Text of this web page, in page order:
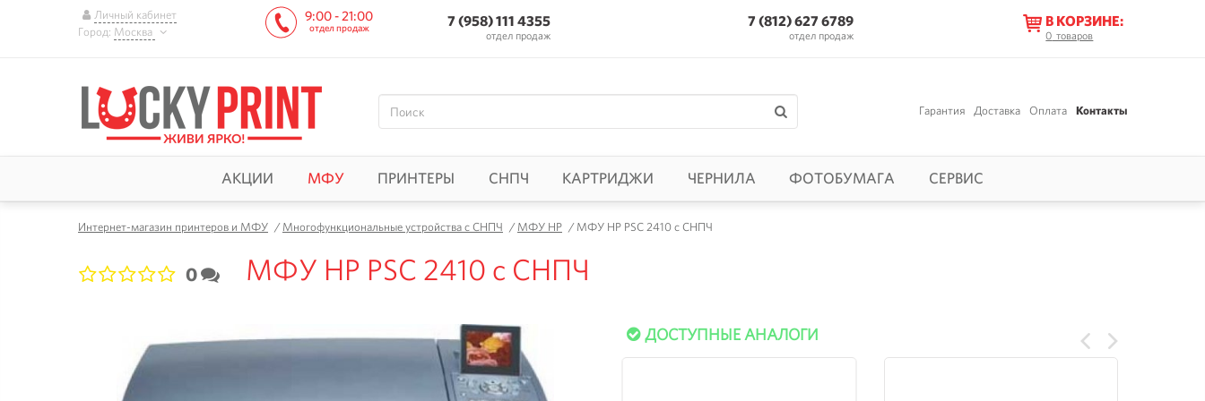
Личный кабинет
Город: Москва
9:00 - 21:00
отдел продаж 7 (958) 111 4355
отдел продаж
7 (812) 627 6789
отдел продаж
В КОРЗИНЕ:
0 товаров
Гарантия Доставка Оплата Контакты
АКЦИИ МФУ ПРИНТЕРЫ СНПЧ КАРТРИДЖИ ЧЕРНИЛА ФОТОБУМАГА СЕРВИС
Интернет-магазин принтеров и МФУ /Многофункциональные устройства с СНПЧ /МФУ HP /МФУ HP PSC 2410 с СНПЧ
0 МФУ HP PSC 2410 с СНПЧ
ДОСТУПНЫЕ АНАЛОГИ